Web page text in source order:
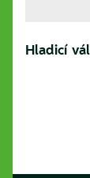
Hladicí